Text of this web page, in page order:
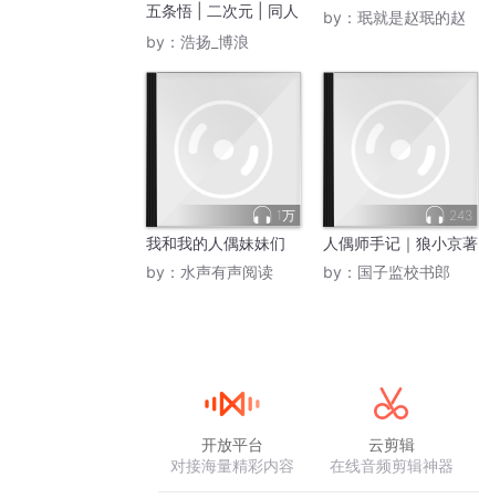
五条悟 | 二次元 | 同人
文
by： 浩扬_博浪
by： 珉就是赵珉的赵
1万
我和我的人偶妹妹们
by： 水声有声阅读
243
人偶师手记｜狼小京著
by： 国子监校书郎
开放平台
对接海量精彩内容
云剪辑
在线音频剪辑神器